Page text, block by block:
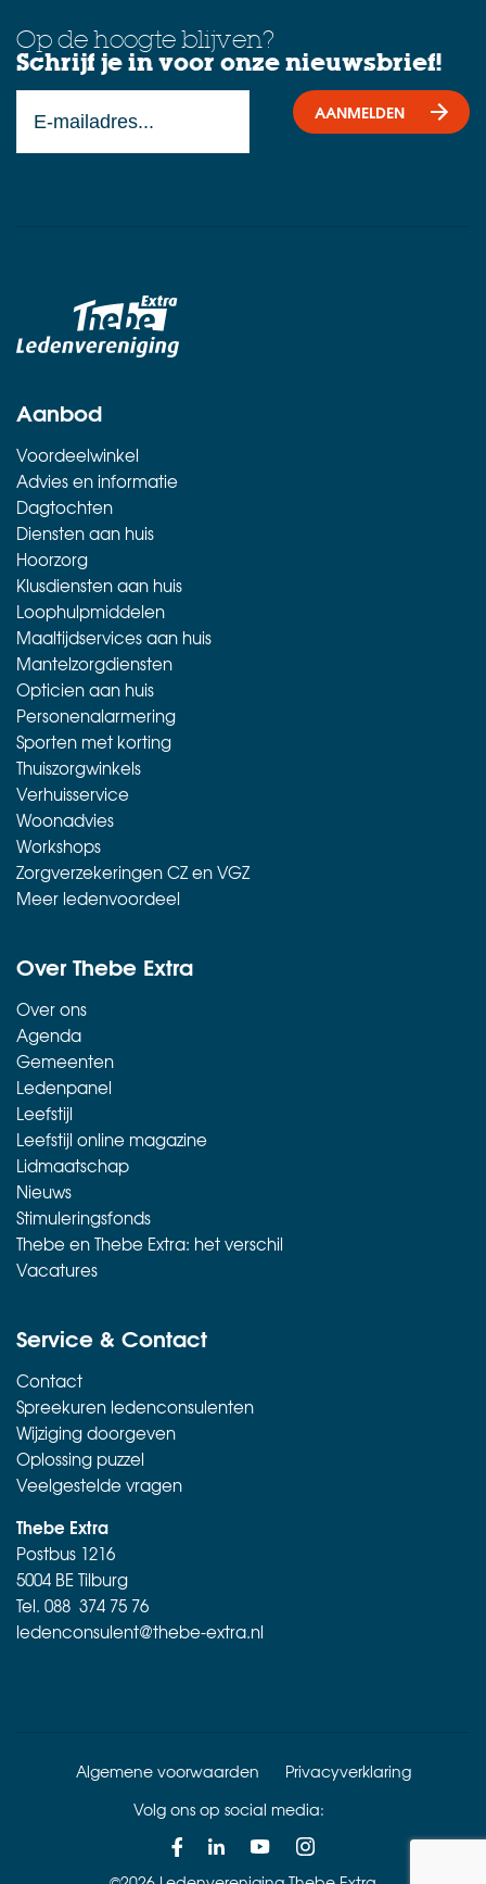
Op de hoogte blijven?
Schrijf je in voor onze nieuwsbrief!
AANMELDEN
Aanbod
Voordeelwinkel
Advies en informatie
Dagtochten
Diensten aan huis
Hoorzorg
Klusdiensten aan huis
Loophulpmiddelen
Maaltijdservices aan huis
Mantelzorgdiensten
Opticien aan huis
Personenalarmering
Sporten met korting
Thuiszorgwinkels
Verhuisservice
Woonadvies
Workshops
Zorgverzekeringen CZ en VGZ
Meer ledenvoordeel
Over Thebe Extra
Over ons
Agenda
Gemeenten
Ledenpanel
Leefstijl
Leefstijl online magazine
Lidmaatschap
Nieuws
Stimuleringsfonds
Thebe en Thebe Extra: het verschil
Vacatures
Service & Contact
Contact
Spreekuren ledenconsulenten
Wijziging doorgeven
Oplossing puzzel
Veelgestelde vragen
Thebe Extra
Postbus 1216
5004 BE Tilburg
Tel. 088 374 75 76
ledenconsulent@thebe-extra.nl
Algemene voorwaarden
Privacyverklaring
Volg ons op social media: